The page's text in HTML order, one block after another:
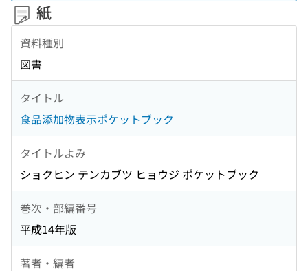
紙
資料種別
図書
タイトル
食品添加物表示ポケットブック
タイトルよみ
ショクヒン テンカブツ ヒョウジ ポケットブック
巻次・部編番号
平成14年版
著者・編者